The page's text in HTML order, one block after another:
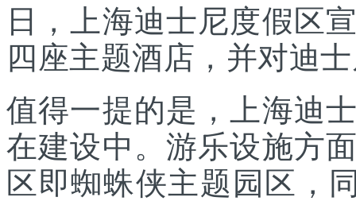
日，上海迪士尼度假区
四座主题酒店，并对迪
值得一提的是，上海迪
在建设中。游乐设施方
区即蜘蛛侠主题园区，